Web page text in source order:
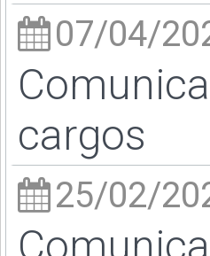
07/04/
cargos
25/02/